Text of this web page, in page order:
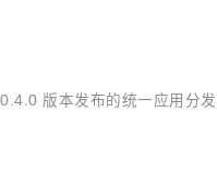
版本发布的统一应用分